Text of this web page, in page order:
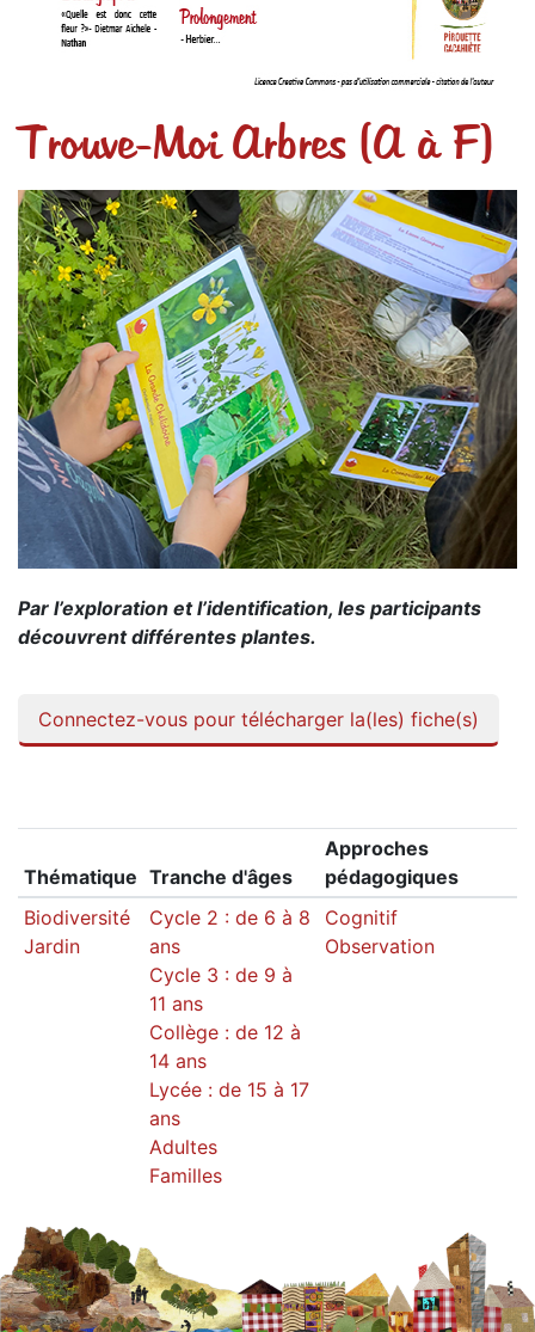
Trouve-Moi Arbres (A à F)
Par l’exploration et l’identification, les participants
découvrent différentes plantes.
Connectez-vous pour télécharger la(les) fiche(s)
Thématique Tranche d'âges
Approches
pédagogiques
Biodiversité
Jardin
Cycle 2 : de 6 à 8
ans
Cycle 3 : de 9 à
11 ans
Collège : de 12 à
14 ans
Lycée : de 15 à 17
ans
Adultes
Familles
Cognitif
Observation